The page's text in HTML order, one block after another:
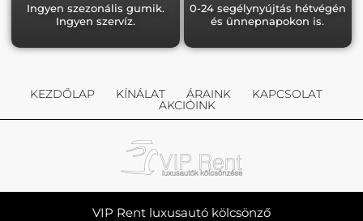
Ingyen szezonális gumik.
Ingyen szervíz.
0-24 segélynyújtás hétvégén
és ünnepnapokon is.
KEZDŐLAP KÍNÁLAT ÁRAINK KAPCSOLAT
AKCIÓINK
VIP Rent luxusautó kölcsönző